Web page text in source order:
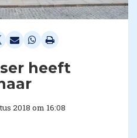
heeft
2018 om 16:08